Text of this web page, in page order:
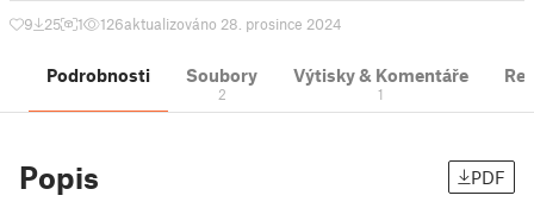
9 25 1 126aktualizováno 28. prosince 2024
Podrobnosti Soubory
2
Výtisky & Komentáře
1
Popis PDF